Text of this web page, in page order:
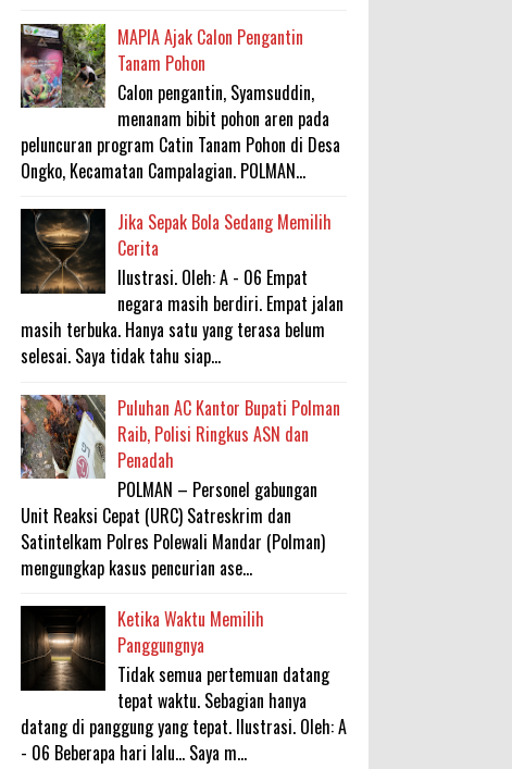
MAPIA Ajak Calon Pengantin
Tanam Pohon
Calon pengantin, Syamsuddin,
menanam bibit pohon aren pada
peluncuran program Catin Tanam Pohon di Desa
Ongko, Kecamatan Campalagian. POLMAN...
Jika Sepak Bola Sedang Memilih
Cerita
Ilustrasi. Oleh: A - 06 Empat
negara masih berdiri. Empat jalan
masih terbuka. Hanya satu yang terasa belum
selesai. Saya tidak tahu siap...
Puluhan AC Kantor Bupati Polman
Raib, Polisi Ringkus ASN dan
Penadah
POLMAN – Personel gabungan
Unit Reaksi Cepat (URC) Satreskrim dan
Satintelkam Polres Polewali Mandar (Polman)
mengungkap kasus pencurian ase...
Ketika Waktu Memilih
Panggungnya
Tidak semua pertemuan datang
tepat waktu. Sebagian hanya
datang di panggung yang tepat. Ilustrasi. Oleh: A
- 06 Beberapa hari lalu... Saya m...